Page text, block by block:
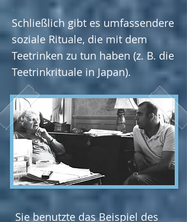
.
Schließlich gibt es umfassendere
soziale Rituale, die mit dem
Teetrinken zu tun haben (z. B. die
Teetrinkrituale in Japan).
Sie benutzte das Beispiel des